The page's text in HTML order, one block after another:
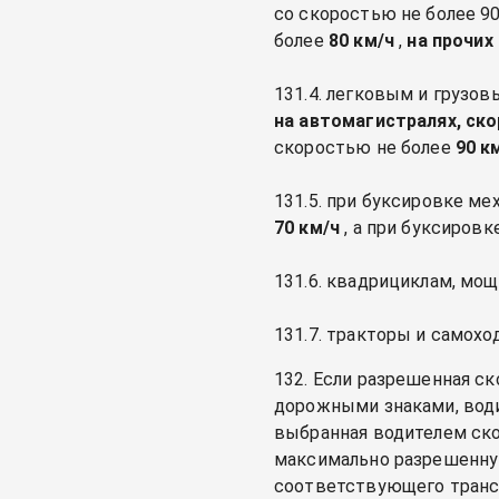
со скоростью не более
более 80 км/ч, на
131.4. легковым и
на автомагистралях,
скоростью не более 90
131.5. при буксировке
70 км/ч , а при
131.6. квадрициклам,
131.7. тракторы и
132. Если разрешенная
дорожными знаками,
выбранная водителем
максимально
соответствующего